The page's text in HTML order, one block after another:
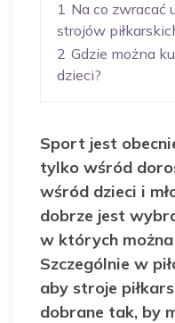
1 Na co zwracać
strojów
2 Gdzie można
dzieci?
Sport jest
tylko wśród
wśród dzieci i
dobrze jest
w których
Szczególnie w
aby stroje
dobrane tak, by